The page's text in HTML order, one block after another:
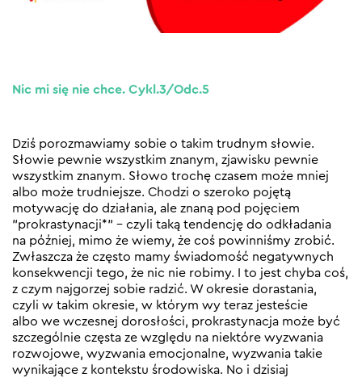
Nic mi się nie chce. Cykl.3/Odc.5
Dziś porozmawiamy sobie o takim trudnym słowie.
Słowie pewnie wszystkim znanym, zjawisku pewnie
wszystkim znanym. Słowo trochę czasem może mniej
albo może trudniejsze. Chodzi o szeroko pojętą
motywację do działania, ale znaną pod pojęciem
”prokrastynacji*” – czyli taką tendencję do odkładania
na później, mimo że wiemy, że coś powinniśmy zrobić.
Zwłaszcza że często mamy świadomość negatywnych
konsekwencji tego, że nic nie robimy. I to jest chyba coś,
z czym najgorzej sobie radzić. W okresie dorastania,
czyli w takim okresie, w którym wy teraz jesteście
albo we wczesnej dorosłości, prokrastynacja może być
szczególnie częsta ze względu na niektóre wyzwania
rozwojowe, wyzwania emocjonalne, wyzwania takie
wynikające z kontekstu środowiska. No i dzisiaj